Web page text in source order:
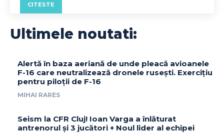
CITESTE
Ultimele noutati:
Alertă în baza aeriană de unde pleacă avioanele
F-16 care neutralizează dronele rusești. Exercițiu
pentru piloții de F-16
MIHAI RARES
Seism la CFR Cluj! Ioan Varga a înlăturat
antrenorul și 3 jucători + Noul lider al echipei